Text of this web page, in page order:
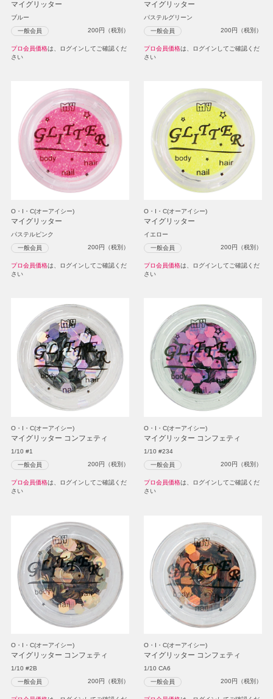
マイグリッター
ブルー
一般会員 200円（税別）
プロ会員価格は、ログインしてご確認くだ
さい
マイグリッター
パステルグリーン
一般会員 200円（税別）
プロ会員価格は、ログインしてご確認くだ
さい
O・I・C(オーアイシー)
マイグリッター
パステルピンク
一般会員 200円（税別）
プロ会員価格は、ログインしてご確認くだ
さい
O・I・C(オーアイシー)
マイグリッター
イエロー
一般会員 200円（税別）
プロ会員価格は、ログインしてご確認くだ
さい
O・I・C(オーアイシー)
マイグリッター コンフェティ
1/10 #1
一般会員 200円（税別）
プロ会員価格は、ログインしてご確認くだ
さい
O・I・C(オーアイシー)
マイグリッター コンフェティ
1/10 #234
一般会員 200円（税別）
プロ会員価格は、ログインしてご確認くだ
さい
O・I・C(オーアイシー)
マイグリッター コンフェティ
1/10 #2B
一般会員 200円（税別）
O・I・C(オーアイシー)
マイグリッター コンフェティ
1/10 CA6
一般会員 200円（税別）